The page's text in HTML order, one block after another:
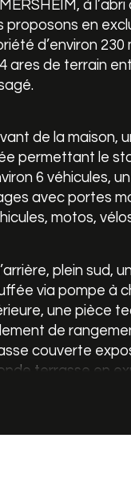
de niveaux
salle de
salle d'eau
à
proposons en
d’environ 230
ares de terrain
de la maison,
permettant le
6 véhicules,
avec portes
motos,
plein sud,
via pompe à
une pièce
de
couverte
terrasse en